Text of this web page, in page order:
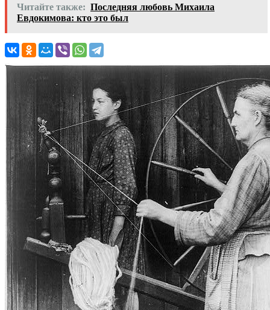
Читайте также: Последняя любовь Михаила
Евдокимова: кто это был